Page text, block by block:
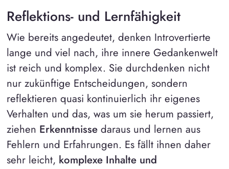
Reflektions- und Lernfähigkeit
Wie bereits angedeutet, denken Introvertierte
lange und viel nach, ihre innere Gedankenwelt
ist reich und komplex. Sie durchdenken nicht
nur zukünftige Entscheidungen, sondern
reflektieren quasi kontinuierlich ihr eigenes
Verhalten und das, was um sie herum passiert,
ziehen Erkenntnissedaraus und lernen aus
Fehlern und Erfahrungen. Es fällt ihnen daher
sehr leicht, komplexe Inhalte und